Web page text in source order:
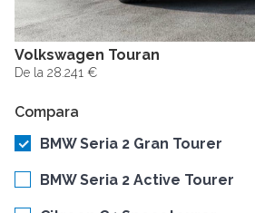
Volkswagen Touran
De la 28.241 €
Compara
BMW Seria 2 Gran Tourer
BMW Seria 2 Active Tourer